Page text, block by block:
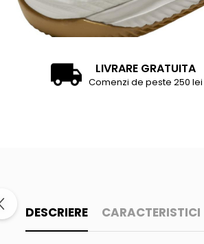
LIVRARE GRATUITA
Comenzi de peste 250 lei
DESCRIERE CARACTERISTICI